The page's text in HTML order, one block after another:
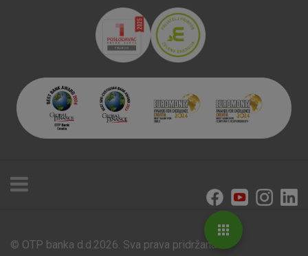
Poslovnice i bankomati
© OTP banka d.d.2026. Sva prava pridržana.